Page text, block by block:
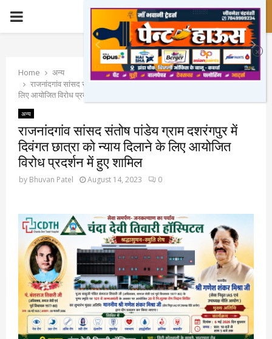
PRIMARY
Home
अन्य
राजनांदगांव सांसद संतोष पांडेय ग्राम दशरंगपुर में दिवंगत छात्रा को न्याय दिलाने के
लिए आयोजित विरोध प्रदर्शन में हुए शामिल
अन्य
राजनांदगांव सांसद संतोष पांडेय ग्राम दशरंगपुर में
दिवंगत छात्रा को न्याय दिलाने के लिए आयोजित
विरोध प्रदर्शन में हुए शामिल
by Bhuvan Patel August 14, 2023 0